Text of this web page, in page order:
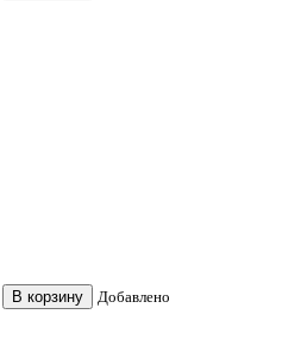
В корзину Добавлено